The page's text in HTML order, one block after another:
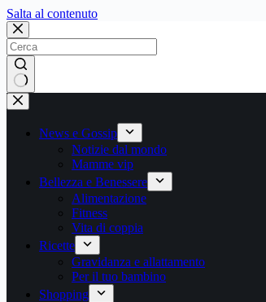
Salta al contenutoSalta
contenuto
Nessun
risultato
News e Gossip
Notizie dal mondo
Mamme vip
Bellezza e Benessere
Alimentazione
Fitness
Vita di coppia
Ricette
Gravidanza e allattamento
Per il tuo bambino
Shopping